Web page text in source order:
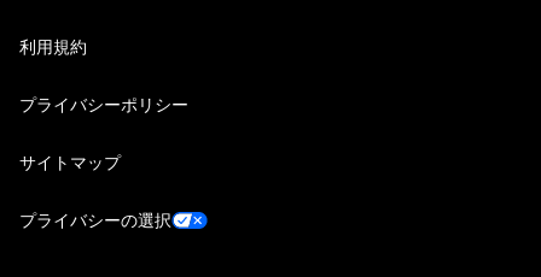
利用規約
プライバシーポリシー
サイトマップ
プライバシーの選択